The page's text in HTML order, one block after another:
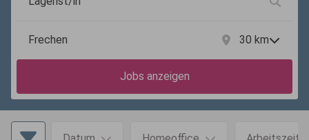
30 km
Jobs anzeigen